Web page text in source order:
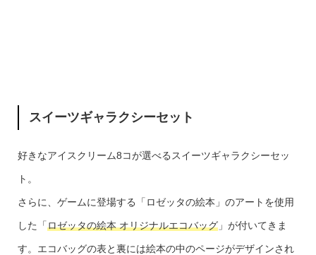
スイーツギャラクシーセット
好きなアイスクリーム8コが選べるスイーツギャラクシーセッ
ト。
さらに、ゲームに登場する「ロゼッタの絵本」のアートを使用
した「ロゼッタの絵本 オリジナルエコバッグ」が付いてきま
す。エコバッグの表と裏には絵本の中のページがデザインされ